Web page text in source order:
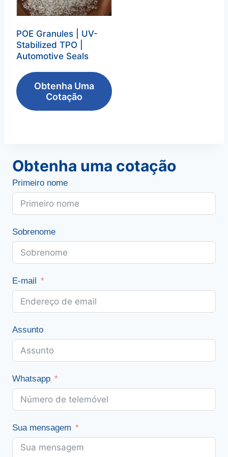
POE Granules
UV-
Stabilized TPO
Automotive Seals
Obtenha Uma
Cotação
Obtenha uma cotação
Primeiro nome
Sobrenome
E-mail
Assunto
Whatsapp
Sua mensagem